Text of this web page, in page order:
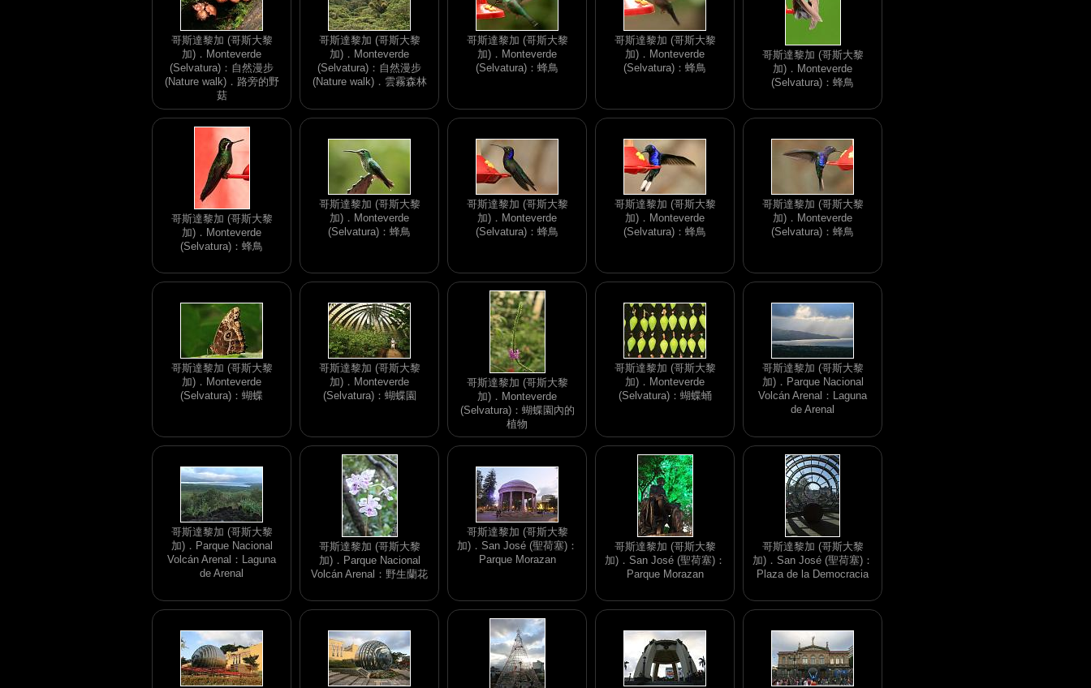
哥斯達黎加 (哥斯大黎
加)．Monteverde
(Selvatura)：自然漫步
(Nature walk)．路旁的野
菇
哥斯達黎加 (哥斯大黎
加)．Monteverde
(Selvatura)：自然漫步
(Nature walk)．雲霧森林
哥斯達黎加 (哥斯大黎
加)．Monteverde
(Selvatura)：蜂鳥
哥斯達黎加 (哥斯大黎
加)．Monteverde
(Selvatura)：蜂鳥
哥斯達黎加 (哥斯大黎
加)．Monteverde
(Selvatura)：蜂鳥
哥斯達黎加 (哥斯大黎
加)．Monteverde
(Selvatura)：蜂鳥
哥斯達黎加 (哥斯大黎
加)．Monteverde
(Selvatura)：蜂鳥
哥斯達黎加 (哥斯大黎
加)．Monteverde
(Selvatura)：蜂鳥
哥斯達黎加 (哥斯大黎
加)．Monteverde
(Selvatura)：蜂鳥
哥斯達黎加 (哥斯大黎
加)．Monteverde
(Selvatura)：蜂鳥
哥斯達黎加 (哥斯大黎
加)．Monteverde
(Selvatura)：蝴蝶
哥斯達黎加 (哥斯大黎
加)．Monteverde
(Selvatura)：蝴蝶園
哥斯達黎加 (哥斯大黎
加)．Monteverde
(Selvatura)：蝴蝶園內的
植物
哥斯達黎加 (哥斯大黎
加)．Monteverde
(Selvatura)：蝴蝶蛹
哥斯達黎加 (哥斯大黎
加)．Parque Nacional
Volcán Arenal：Laguna
de Arenal
哥斯達黎加 (哥斯大黎
加)．Parque Nacional
Volcán Arenal：Laguna
de Arenal
哥斯達黎加 (哥斯大黎
加)．Parque Nacional
Volcán Arenal：野生蘭花
哥斯達黎加 (哥斯大黎
加)．San José (聖荷塞)：
Parque Morazan
哥斯達黎加 (哥斯大黎
加)．San José (聖荷塞)：
Parque Morazan
哥斯達黎加 (哥斯大黎
加)．San José (聖荷塞)：
Plaza de la Democracia